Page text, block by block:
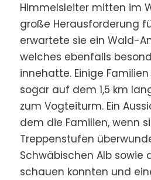
Himmelsleiter mitten im
große Herausforderung
erwartete sie ein Wald-
welches ebenfalls
innehatte. Einige
sogar auf dem 1,5 km
zum Vogteiturm. Ein
dem die Familien, wenn
Treppenstufen
Schwäbischen Alb sowie
schauen konnten und